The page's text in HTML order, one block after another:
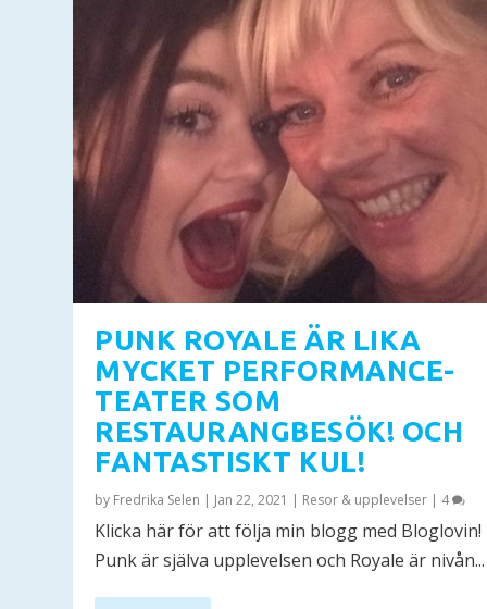
PUNK ROYALE ÄR LIKA
MYCKET PERFORMANCE-
TEATER SOM
RESTAURANGBESÖK! OCH
FANTASTISKT KUL!
by Fredrika Selen | Jan 22, 2021 | Resor & upplevelser | 4
Klicka här för att följa min blogg med Bloglovin!
Punk är själva upplevelsen och Royale är nivån...